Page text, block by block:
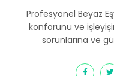
Profesyonel Beyaz
konforunu ve
sorunlarına ve